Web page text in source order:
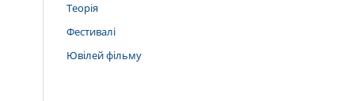
Теорія
Фестивалі
Ювілей фільму